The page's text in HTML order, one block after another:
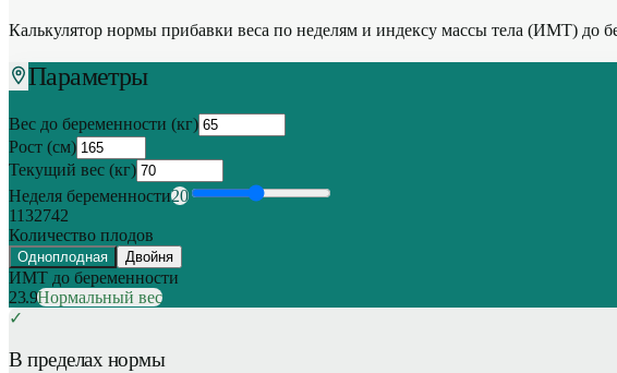
Калькулятор нормы прибавки веса по неделям и индексу массы тела (ИМТ) до
Параметры
Вес до беременности (кг)
Рост (см)
Текущий вес (кг)
Неделя беременности20
1132742
Количество плодов
Одноплодная Двойня
ИМТ до беременности
23.9Нормальный вес
✓
В пределах нормы